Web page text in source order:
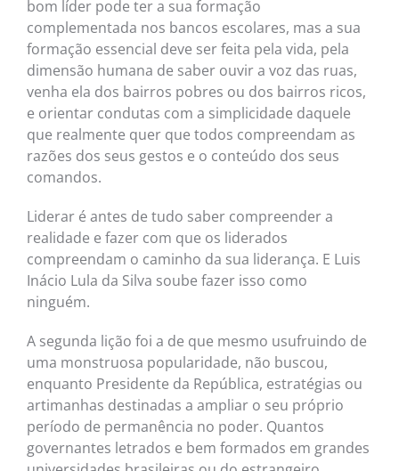
bom líder pode ter a sua formação
complementada nos bancos escolares, mas a sua
formação essencial deve ser feita pela vida, pela
dimensão humana de saber ouvir a voz das ruas,
venha ela dos bairros pobres ou dos bairros ricos,
e orientar condutas com a simplicidade daquele
que realmente quer que todos compreendam as
razões dos seus gestos e o conteúdo dos seus
comandos.
Liderar é antes de tudo saber compreender a
realidade e fazer com que os liderados
compreendam o caminho da sua liderança. E Luis
Inácio Lula da Silva soube fazer isso como
ninguém.
A segunda lição foi a de que mesmo usufruindo de
uma monstruosa popularidade, não buscou,
enquanto Presidente da República, estratégias ou
artimanhas destinadas a ampliar o seu próprio
período de permanência no poder. Quantos
governantes letrados e bem formados em grandes